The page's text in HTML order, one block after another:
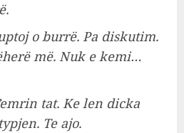
o burrë. Pa diskutim.
më. Nuk e kemi…
tat. Ke len dicka
Te ajo.